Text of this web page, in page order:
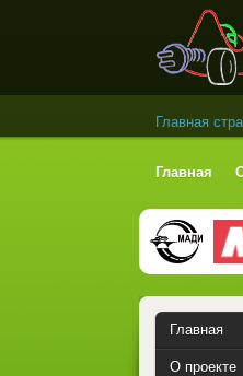
Главная
Главная
Главная
О проекте